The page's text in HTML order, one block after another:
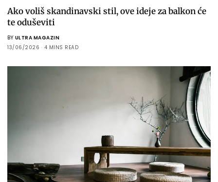
Ako voliš skandinavski stil, ove ideje za balkon će
te oduševiti
BY ULTRA MAGAZIN
13/06/2026
4 MINS READ